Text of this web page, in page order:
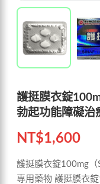
護挺膜衣錠
勃起功能障礙治
NT$1,600
護挺膜衣錠100mg（
專用藥物 護挺膜衣